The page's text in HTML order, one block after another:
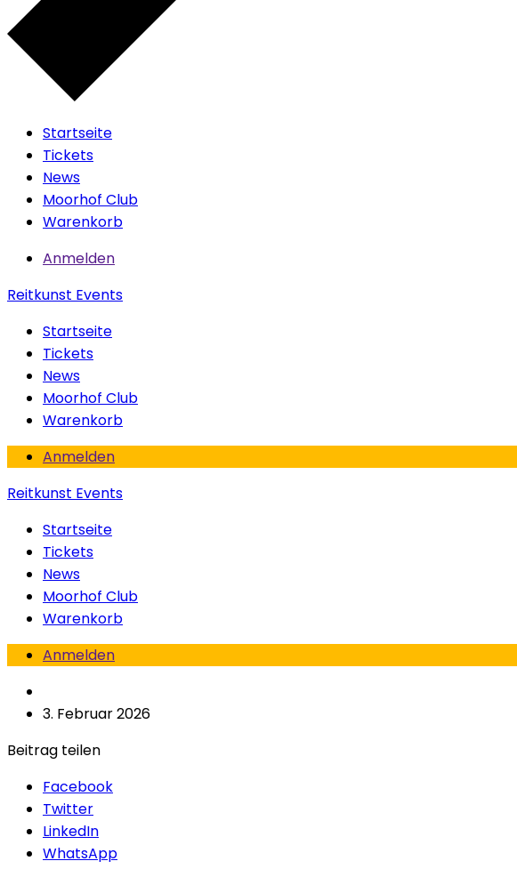
Startseite
Tickets
News
Moorhof Club
Warenkorb
Anmelden
Reitkunst Events
Startseite
Tickets
News
Moorhof Club
Warenkorb
Anmelden
Reitkunst Events
Startseite
Tickets
News
Moorhof Club
Warenkorb
Anmelden
3. Februar 2026
Beitrag teilen
Facebook
Twitter
LinkedIn
WhatsApp